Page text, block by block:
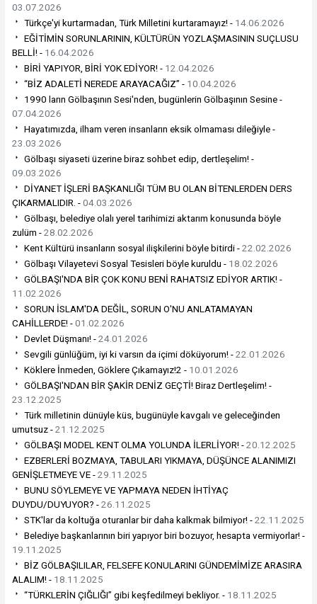
03.07.2026
Türkçe'yi kurtarmadan, Türk Milletini kurtaramayız! - 14.06.2026
EĞİTİMİN SORUNLARININ, KÜLTÜRÜN YOZLAŞMASININ SUÇLUSU
BELLİ! - 16.04.2026
BİRİ YAPIYOR, BİRİ YOK EDİYOR! - 12.04.2026
“BİZ ADALETİ NEREDE ARAYACAĞIZ” - 10.04.2026
1990 ların Gölbaşının Sesi'nden, bugünlerin Gölbaşının Sesine -
07.04.2026
Hayatımızda, ilham veren insanların eksik olmaması dileğiyle -
23.03.2026
Gölbaşı siyaseti üzerine biraz sohbet edip, dertleşelim! -
09.03.2026
DİYANET İŞLERİ BAŞKANLIĞI TÜM BU OLAN BİTENLERDEN DERS
ÇIKARMALIDIR. -04.03.2026
Gölbaşı, belediye olalı yerel tarihimizi aktarım konusunda böyle
zulüm -28.02.2026
Kent Kültürü insanların sosyal ilişkilerini böyle bitirdi -22.02.2026
Gölbaşı Vilayetevi Sosyal Tesisleri böyle kuruldu - 18.02.2026
GÖLBAŞI'NDA BİR ÇOK KONU BENİ RAHATSIZ EDİYOR ARTIK! -
11.02.2026
SORUN İSLAM'DA DEĞİL, SORUN O'NU ANLATAMAYAN
CAHİLLERDE! -01.02.2026
Devlet Düşmanı! -24.01.2026
Sevgili günlüğüm, iyi ki varsın da içimi döküyorum! -22.01.2026
Köklere İnmeden, Göklere Çıkamayız!2 - 10.01.2026
GÖLBAŞI'NDAN BİR ŞAKİR DENİZ GEÇTİ! Biraz Dertleşelim! -
23.12.2025
Türk milletinin dünüyle küs, bugünüyle kavgalı ve geleceğinden
umutsuz -21.12.2025
GÖLBAŞI MODEL KENT OLMA YOLUNDA İLERLİYOR! -20.12.2025
EZBERLERİ BOZMAYA, TABULARI YIKMAYA, DÜŞÜNCE ALANIMIZI
GENİŞLETMEYE VE -29.11.2025
BUNU SÖYLEMEYE VE YAPMAYA NEDEN İHTİYAÇ
DUYDU/DUYUYOR? -26.11.2025
STK'lar da koltuğa oturanlar bir daha kalkmak bilmiyor! -22.11.2025
Belediye başkanlarının biri yapıyor biri bozuyor, hesapta vermiyorlar! -
19.11.2025
BİZ GÖLBAŞILILAR, FELSEFE KONULARINI GÜNDEMİMİZE ARASIRA
ALALIM! - 18.11.2025
“TÜRKLERİN ÇIĞLIĞI” gibi keşfedilmeyi bekliyor. - 18.11.2025